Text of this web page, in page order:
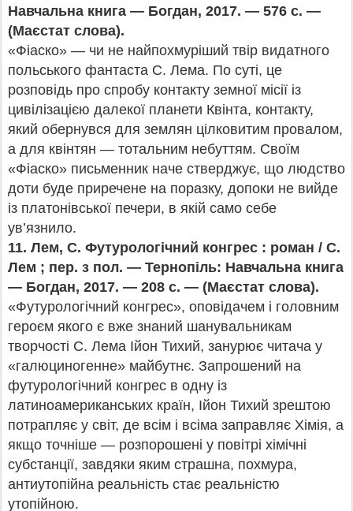
Навчальна книга — Богдан, 2017. — 576 с. —
(Маєстат слова).
«Фіаско» — чи не найпохмуріший твір видатного
польського фантаста С. Лема. По суті, це
розповідь про спробу контакту земної місії із
цивілізацією далекої планети Квінта, контакту,
який обернувся для землян цілковитим провалом,
а для квінтян — тотальним небуттям. Своїм
«Фіаско» письменник наче стверджує, що людство
доти буде приречене на поразку, допоки не вийде
із платонівської печери, в якій само себе
ув’язнило.
11. Лем, С. Футурологічний конгрес : роман / С.
Лем ; пер. з пол. — Тернопіль: Навчальна книга
— Богдан, 2017. — 208 с. — (Маєстат слова).
«Футурологічний конгрес», оповідачем і головним
героєм якого є вже знаний шанувальникам
творчості С. Лема Ійон Тихий, занурює читача у
«галюциногенне» майбутнє. Запрошений на
футурологічний конгрес в одну із
латиноамериканських країн, Ійон Тихий зрештою
потрапляє у світ, де всім і всіма заправляє Хімія, а
якщо точніше — розпорошені у повітрі хімічні
субстанції, завдяки яким страшна, похмура,
антиутопійна реальність стає реальністю
утопійною.